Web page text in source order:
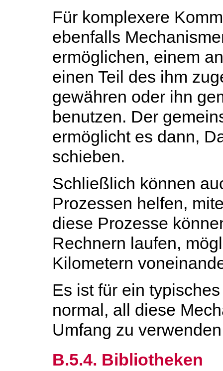
Für komplexere
ebenfalls
ermöglichen, einem
einen Teil des ihm
gewähren oder ihn
benutzen. Der
ermöglicht es dann,
schieben.
Schließlich können
Prozessen helfen,
diese Prozesse
Rechnern laufen,
Kilometern
Es ist für ein
normal, all diese
Umfang zu
B.5.4. Bibliotheken